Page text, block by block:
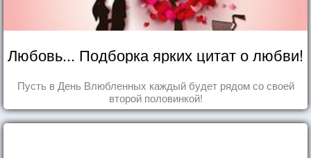
Любовь... Подборка ярких цитат о любви!
Пусть в День Влюбленных каждый будет рядом со своей
второй половинкой!